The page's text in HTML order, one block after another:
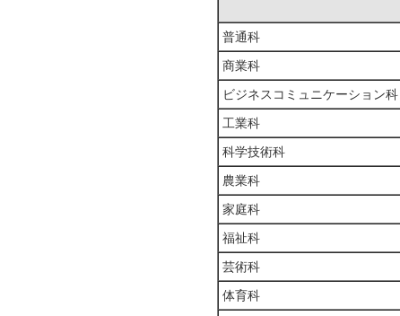
普通科
商業科
ビジネスコミュニケーション科
工業科
科学技術科
農業科
家庭科
福祉科
芸術科
体育科